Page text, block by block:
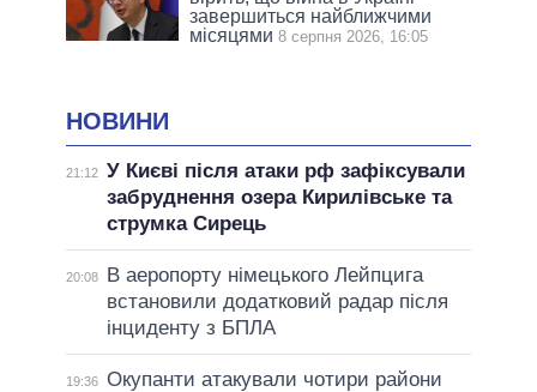
завершиться найближчими
місяцями 8 серпня 2026, 16:05
НОВИНИ
21:12 У Києві після атаки рф зафіксували
забруднення озера Кирилівське та
струмка Сирець
20:08
В аеропорту німецького Лейпцига
встановили додатковий радар після
інциденту з БПЛА
19:36 Окупанти атакували чотири райони